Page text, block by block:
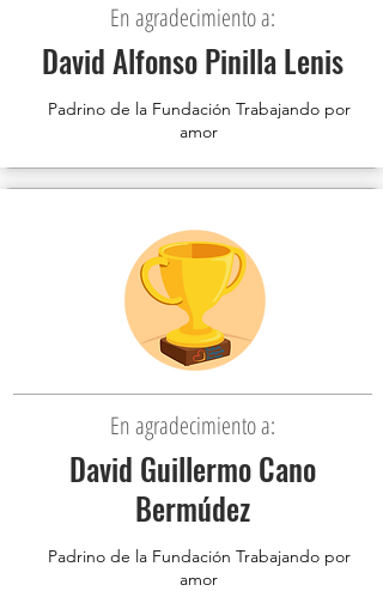
En agradecimiento a:
David Alfonso Pinilla Lenis
Padrino de la Fundación Trabajando por
amor
En agradecimiento a:
David Guillermo Cano
Bermúdez
Padrino de la Fundación Trabajando por
amor